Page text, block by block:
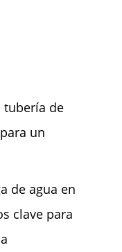
tubería de
un
de agua en
clave para